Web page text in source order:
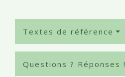
Textes de référence
Questions ? Réponses !